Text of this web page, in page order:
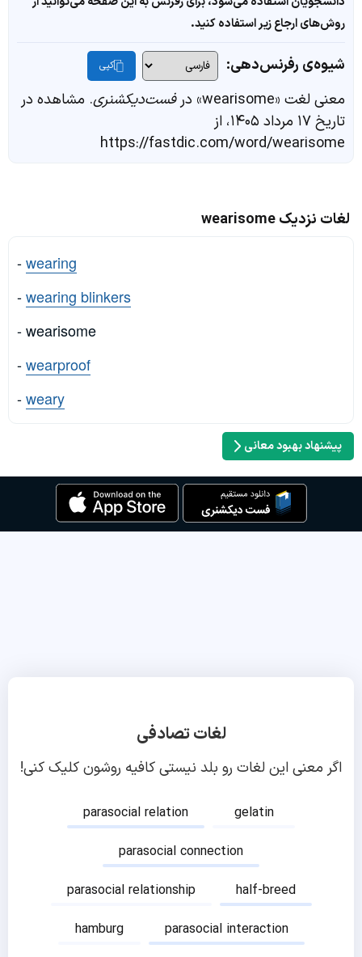
روش‌های ارجاع زیر استفاده کنید.
شیوه‌ی رفرنس‌دهی: کپی
معنی لغت «wearisome» در فست‌دیکشنری. مشاهده در
تاریخ ۱۷ مرداد ۱۴۰۵، از
https://fastdic.com/word/wearisome
لغات نزدیک wearisome
-wearing
-wearing blinkers
- wearisome
-wearproof
-weary
پیشنهاد بهبود معانی
لغات تصادفی
اگر معنی این لغات رو بلد نیستی کافیه روشون کلیک کنی!
parasocial relation
gelatin
parasocial connection
parasocial relationship
half-breed
hamburg
parasocial interaction